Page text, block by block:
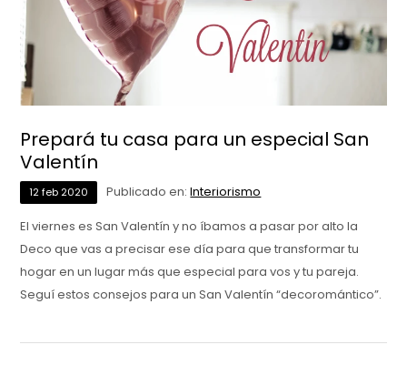
Prepará tu casa para un especial San
Valentín
12 feb 2020 Publicado en:Interiorismo
El viernes es San Valentín y no íbamos a pasar por alto la
Deco que vas a precisar ese día para que transformar tu
hogar en un lugar más que especial para vos y tu pareja.
Seguí estos consejos para un San Valentín “decoromántico”.